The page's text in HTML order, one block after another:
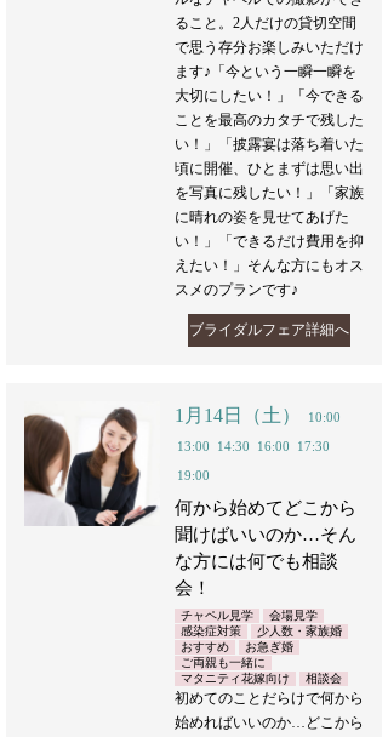
ること。2人だけの貸切空間
で思う存分お楽しみいただけ
ます♪「今という一瞬一瞬を
大切にしたい！」「今できる
ことを最高のカタチで残した
い！」「披露宴は落ち着いた
頃に開催、ひとまずは思い出
を写真に残したい！」「家族
に晴れの姿を見せてあげた
い！」「できるだけ費用を抑
えたい！」そんな方にもオス
スメのプランです♪
ブライダルフェア詳細へ
1月14日（土）
10:00
13:00
14:30 16:00
17:30
19:00
何から始めてどこから
聞けばいいのか…そん
な方には何でも相談
会！
チャペル見学
会場見学
感染症対策
少人数・家族婚
おすすめ
お急ぎ婚
ご両親も一緒に
マタニティ花嫁向け
相談会
初めてのことだらけで何から
始めればいいのか…どこから